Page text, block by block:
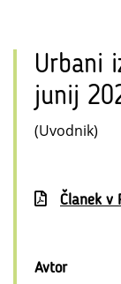
Urbani
junij
(Uvodnik)
Članek v
Avtor